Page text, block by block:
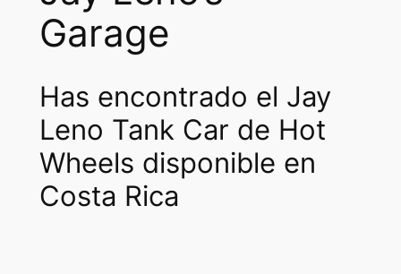
8
0
0
.
.
Garage
Has encontrado el Jay
Leno Tank Car de Hot
Wheels disponible en
Costa Rica